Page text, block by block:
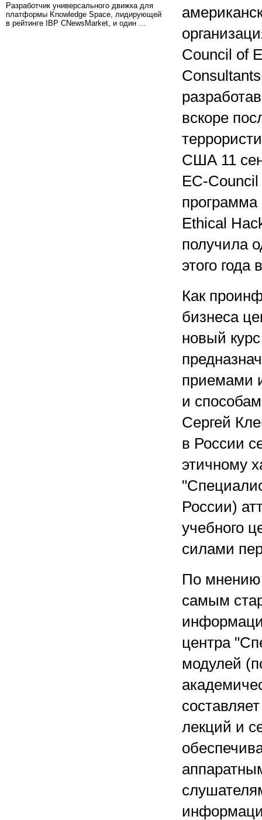
Разработчик универсального движка для
платформы Knowledge Space, лидирующей
в рейтинге IBP CNewsMarket, и один …
Council of
вскоре
США 11
EC-Council
программа
Ethical
получила
этого
Как
бизнеса
новый
приемами
и
Сергей
в России
этичному
России)
учебного
силами
По мнению
самым
центра
модулей
лекций и